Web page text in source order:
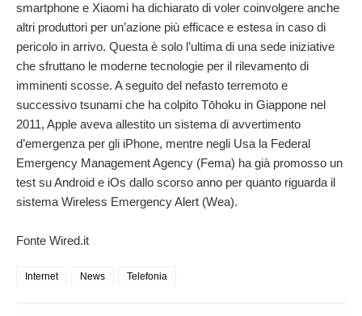
smartphone e Xiaomi ha dichiarato di voler coinvolgere anche
altri produttori per un’azione più efficace e estesa in caso di
pericolo in arrivo. Questa è solo l’ultima di una sede iniziative
che sfruttano le moderne tecnologie per il rilevamento di
imminenti scosse. A seguito del nefasto terremoto e
successivo tsunami che ha colpito Tōhoku in Giappone nel
2011, Apple aveva allestito un sistema di avvertimento
d’emergenza per gli iPhone, mentre negli Usa la Federal
Emergency Management Agency (Fema) ha già promosso un
test su Android e iOs dallo scorso anno per quanto riguarda il
sistema Wireless Emergency Alert (Wea).
Fonte Wired.it
Internet News Telefonia